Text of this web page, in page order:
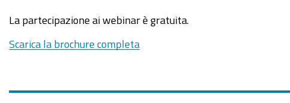
La partecipazione ai webinar è gratuita.
Scarica la brochure completa